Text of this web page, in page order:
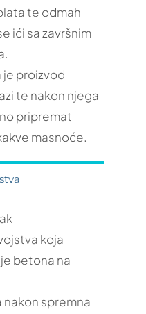
te odmah
ići sa završnim
je proizvod
te nakon njega
pripremat
masnoće.
koja
betona na
spremna